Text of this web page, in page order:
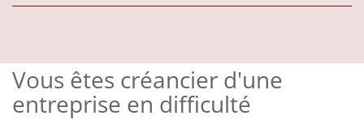
Vous êtes créancier d'une
entreprise en difficulté